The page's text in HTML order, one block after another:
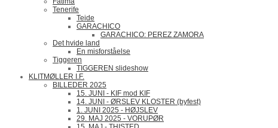
Tenerife
Teide
GARACHICO
GARACHICO: PEREZ ZAMORA
Det hvide land
En misforståelse
Tiggeren
TIGGEREN slideshow
KLITMØLLER I.F.
BILLEDER 2025
15. JUNI - KIF mod KIF
14. JUNI - ØRSLEV KLOSTER (byfest)
1. JUNI 2025 - HØJSLEV
29. MAJ 2025 - VORUPØR